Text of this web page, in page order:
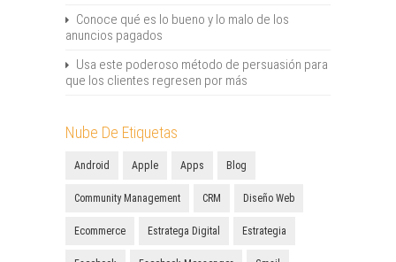
Conoce qué es lo bueno y lo malo de los
anuncios pagados
Usa este poderoso método de persuasión para
que los clientes regresen por más
Nube De Etiquetas
Android Apple Apps Blog
Community Management CRM Diseño Web
Ecommerce Estratega Digital Estrategia